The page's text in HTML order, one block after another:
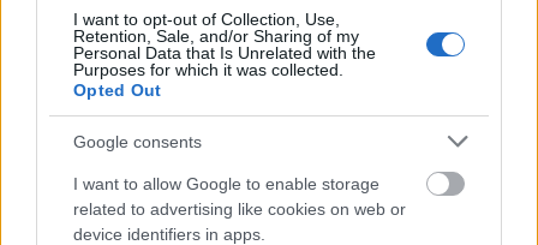
I want to opt-out of Collection, Use,
Retention, Sale, and/or Sharing of my
Personal Data that Is Unrelated with the
Purposes for which it was collected.
Opted Out
Google consents
I want to allow Google to enable storage
related to advertising like cookies on web or
device identifiers in apps.
A nyár slágere mindig egy zenei időkapszula.
Emlékszel arra a nyárra, amikor minden pohár sör
vásárlásánál a Mambo No. 5-ot kellett hallgatnod a
pultnál? Vagy amikor a Gangnam Style ment
folyamatosan a kisboltban? Idén nyáron még nem
dőlt el a nyárslágere-verseny. A jelölteket vizsgáljuk,
milyen…